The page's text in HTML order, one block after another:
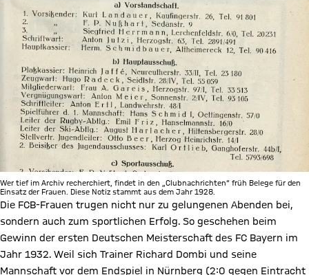
Wer tief im Archiv recherchiert, findet in den „Clubnachrichten“ früh Belege für den
Einsatz der Frauen. Diese Notiz stammt aus dem Jahr 1928.
Die FCB-Frauen trugen nicht nur zu gelungenen Abenden bei,
sondern auch zum sportlichen Erfolg. So geschehen beim
Gewinn der ersten Deutschen Meisterschaft des FC Bayern im
Jahr 1932. Weil sich Trainer Richard Dombi und seine
Mannschaft vor dem Endspiel in Nürnberg (2:0 gegen Eintracht